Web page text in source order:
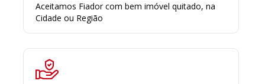
Aceitamos Fiador com bem imóvel quitado, na
Cidade ou Região